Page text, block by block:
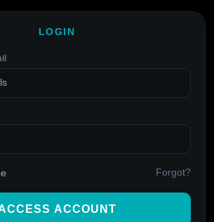
LOGIN
Forgot?
ACCOUNT